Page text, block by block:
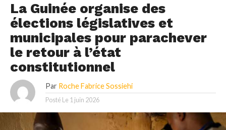
La Guinée organise des
élections législatives et
municipales pour parachever
le retour à l’état
constitutionnel
Par Roche Fabrice Sossiehi
Posté Le 1 juin 2026